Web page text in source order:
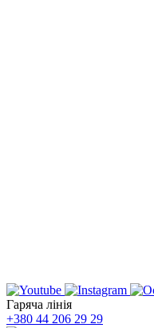
Гаряча лінія
+380 44 206 29 29